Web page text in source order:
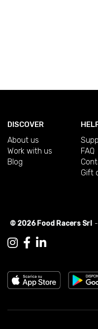
DISCOVER
About us
Work with us
Blog
FAQ
Gift
© 2026 Food Racers Srl